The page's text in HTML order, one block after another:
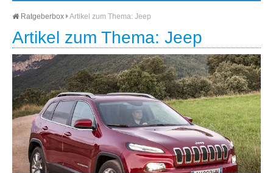
Ratgeberbox Artikel zum Thema: Jeep
Artikel zum Thema: Jeep